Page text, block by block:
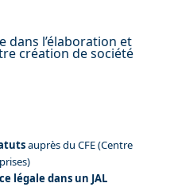
dans l’élaboration et
création de société
auprès du CFE (Centre
légale dans un JAL